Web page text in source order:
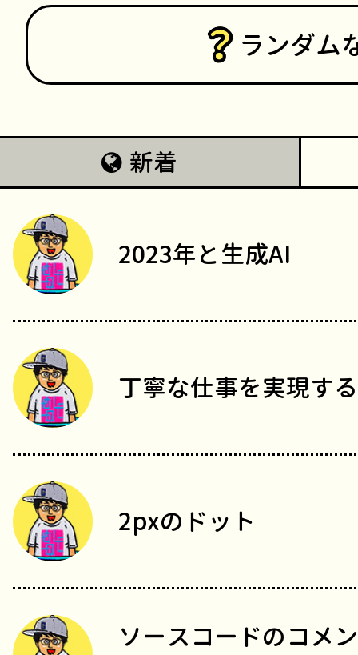
ランダム
新着
2023年と生成AI
丁寧な仕事を実現す
2pxのドット
ソースコードのコメ